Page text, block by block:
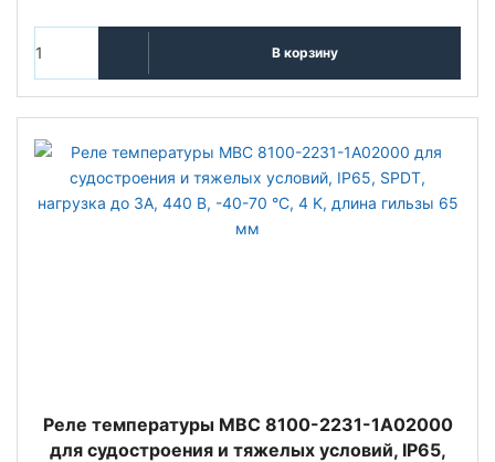
В корзину
Реле температуры MBC 8100-2231-1A02000
для судостроения и тяжелых условий, IP65,